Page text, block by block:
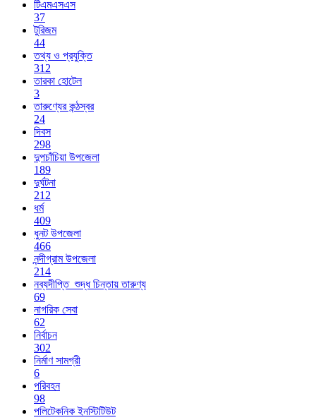
টিএমএসএস
37
টুরিজম
44
তথ্য ও প্রযুক্তি
312
তারকা হোটেল
3
তারুণ্যের কন্ঠস্বর
24
দিবস
298
দুপচাঁচিয়া উপজেলা
189
দুর্ঘটনা
212
ধর্ম
409
ধুনট উপজেলা
466
নন্দীগ্রাম উপজেলা
214
নব্যদীপ্তি_শুদ্ধ চিন্তায় তারুণ্য
69
নাগরিক সেবা
62
নির্বাচন
302
নির্মাণ সামগ্রী
6
পরিবহন
98
পলিটেকনিক ইনস্টিটিউট